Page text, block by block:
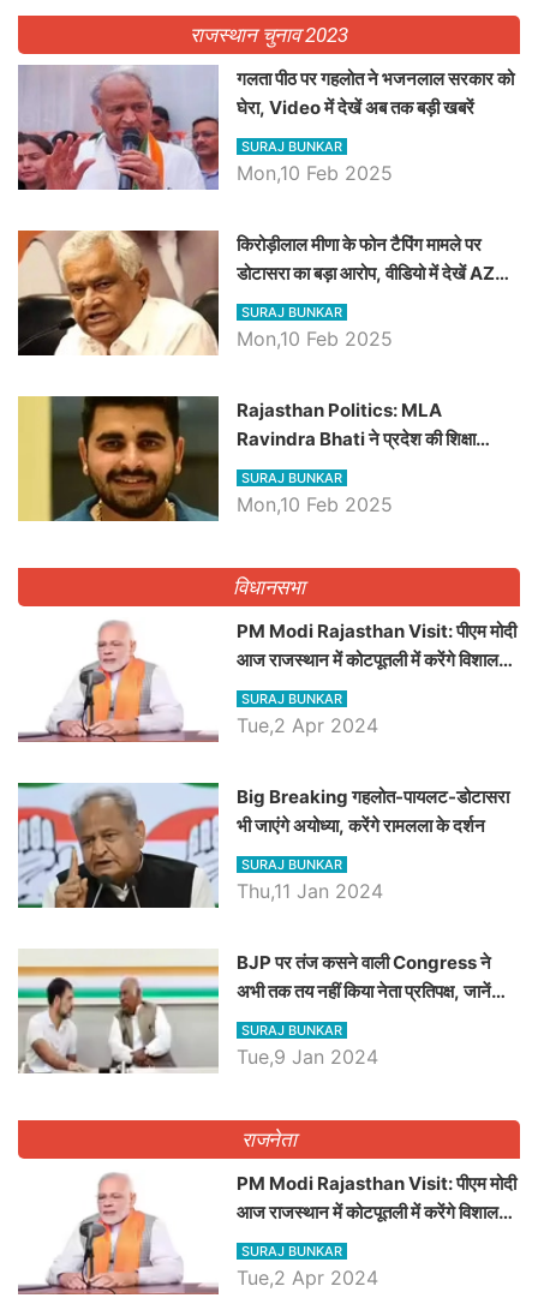
राजस्थान चुनाव 2023
गलता पीठ पर गहलोत ने भजनलाल सरकार को
घेरा, Video में देखें अब तक बड़ी खबरें
SURAJ BUNKAR
Mon,10 Feb 2025
किरोड़ीलाल मीणा के फोन टैपिंग मामले पर
डोटासरा का बड़ा आरोप, वीडियो में देखें AZ
बड़ी खबरें
SURAJ BUNKAR
Mon,10 Feb 2025
Rajasthan Politics: MLA
Ravindra Bhati ने प्रदेश की शिक्षा
व्यवस्था पर उठाए सवाल, Madan
Dilawar पर हमला करते हुए गिनवाये खाली
SURAJ BUNKAR
Mon,10 Feb 2025
विधानसभा
PM Modi Rajasthan Visit: पीएम मोदी
आज राजस्थान में कोटपूतली में करेंगे विशाल
रैली, एक सभा से 8 सीटों पर साधेगें निशाना
SURAJ BUNKAR
Tue,2 Apr 2024
Big Breaking गहलोत-पायलट-डोटासरा
भी जाएंगे अयोध्या, करेंगे रामलला के दर्शन
SURAJ BUNKAR
Thu,11 Jan 2024
BJP पर तंज कसने वाली Congress ने
अभी तक तय नहीं किया नेता प्रतिपक्ष, जानें
कौन होगा दावेदार
SURAJ BUNKAR
Tue,9 Jan 2024
राजनेता
PM Modi Rajasthan Visit: पीएम मोदी
आज राजस्थान में कोटपूतली में करेंगे विशाल
रैली, एक सभा से 8 सीटों पर साधेगें निशाना
SURAJ BUNKAR
Tue,2 Apr 2024